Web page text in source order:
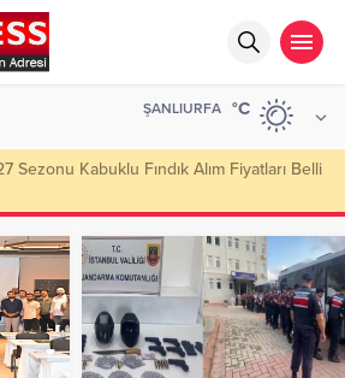
ŞANLIURFA °C
Belediyesi Her Gün 4 Bin 898 Kişiye Sıcak